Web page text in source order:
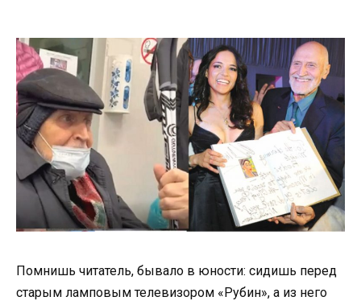
Помнишь читатель, бывало в юности: сидишь перед
старым ламповым телевизором «Рубин», а из него